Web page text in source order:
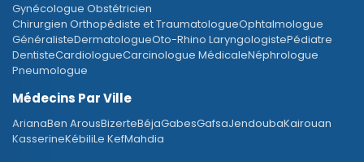
Gynécologue Obstétricien
Chirurgien Orthopédiste et TraumatologueOphtalmologue
GénéralisteDermatologueOto-Rhino LaryngologistePédiatre
DentisteCardiologueCarcinologue MédicaleNéphrologue
Pneumologue
Médecins Par Ville
ArianaBen ArousBizerteBéjaGabesGafsaJendoubaKairouan
KasserineKébiliLe KefMahdia